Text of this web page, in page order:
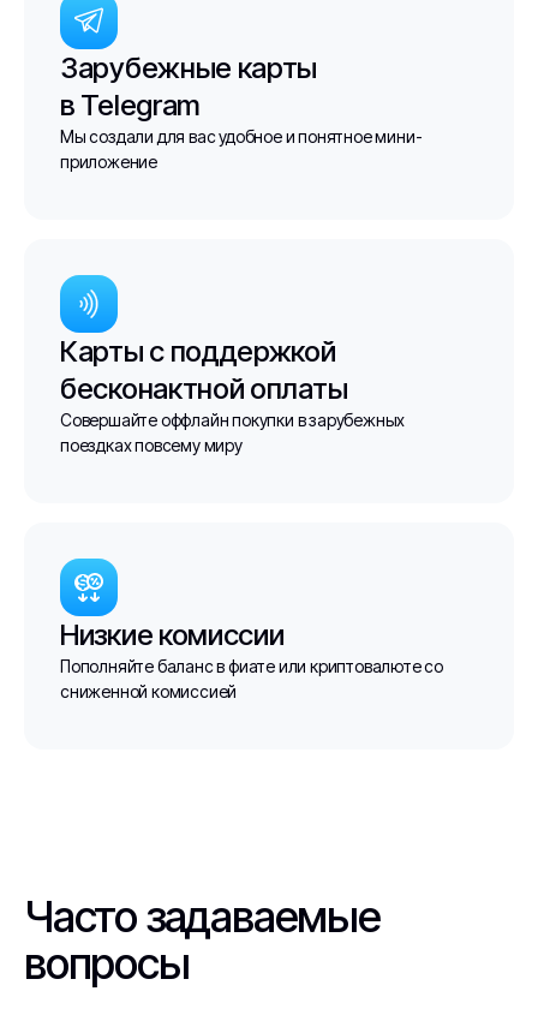
Зарубежные карты
в Telegram
Мы создали для вас удобное и понятное мини-
приложение
Карты с поддержкой
бесконактной оплаты
Совершайте оффлайн покупки в зарубежных
поездках повсему миру
Низкие комиссии
Пополняйте баланс в фиате или криптовалюте со
сниженной комиссией
Часто задаваемые
вопросы